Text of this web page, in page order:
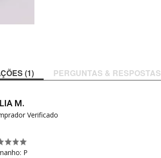
(1) PERGUNTAS & RESPOSTAS
M.
Verificado
P